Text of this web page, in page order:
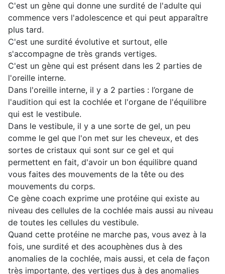
C'est un gène qui donne une surdité de l'adulte qui
commence vers l'adolescence et qui peut apparaître
plus tard.
C'est une surdité évolutive et surtout, elle
s'accompagne de très grands vertiges.
C'est un gène qui est présent dans les 2 parties de
l'oreille interne.
Dans l'oreille interne, il y a 2 parties : l’organe de
l'audition qui est la cochlée et l'organe de l'équilibre
qui est le vestibule.
Dans le vestibule, il y a une sorte de gel, un peu
comme le gel que l'on met sur les cheveux, et des
sortes de cristaux qui sont sur ce gel et qui
permettent en fait, d'avoir un bon équilibre quand
vous faites des mouvements de la tête ou des
mouvements du corps.
Ce gène coach exprime une protéine qui existe au
niveau des cellules de la cochlée mais aussi au niveau
de toutes les cellules du vestibule.
Quand cette protéine ne marche pas, vous avez à la
fois, une surdité et des acouphènes dus à des
anomalies de la cochlée, mais aussi, et cela de façon
très importante, des vertiges dus à des anomalies